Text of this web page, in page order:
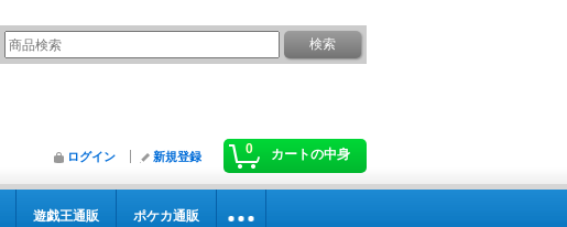
0 カートの中身
ログイン 新規登録
遊戯王通販 ポケカ通販